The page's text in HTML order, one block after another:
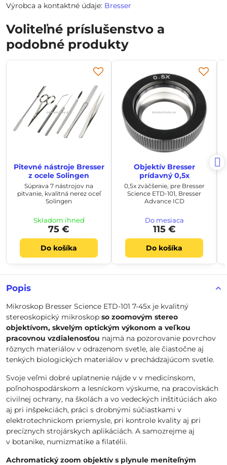
Výrobca a kontaktné údaje: Bresser
Popis
Mikroskop Bresser Science ETD-101 7-45x je kvalitný
stereoskopický mikroskop so zoomovým stereo
objektívom, skvelým optickým výkonom a veľkou
pracovnou vzdialenosťou najmä na pozorovanie povrchov
rôznych materiálov v odrazenom svetle, ale čiastočne aj
tenkých biologických materiálov v prechádzajúcom svetle.
Svoje veľmi dobré uplatnenie nájde v v medicínskom,
poľnohospodárskom a lesníckom výskume, na pracoviskách
civilnej ochrany, na školách a vo vedeckých inštitúciách ako
aj pri inšpekciách, práci s drobnými súčiastkami v
elektrotechnickom priemysle, pri kontrole kvality aj pri
precíznych strojárskych aplikáciách. A samozrejme aj
v botanike, numizmatike a filatélii.
Achromatický zoom objektív s plynule meniteľným
Voliteľné príslušenstvo a
podobné produkty
Pitevné nástroje Bresser
z ocele Solingen
Súprava 7 nástrojov na
pitvanie, kvalitná nerez oceľ
Solingen
Skladom ihneď
75 €
Do košíka
Objektív Bresser
prídavný 0,5x
0,5x zväčšenie, pre Bresser
Science ETD-101, Bresser
Advance ICD
Do mesiaca
115 €
Do košíka